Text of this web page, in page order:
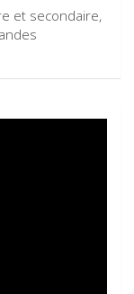
et secondaire,